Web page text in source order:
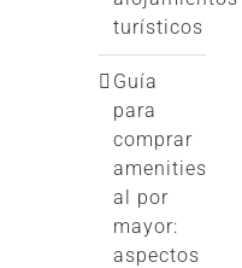
turísticos
Guía
para
comprar
amenities
al por
mayor:
aspectos